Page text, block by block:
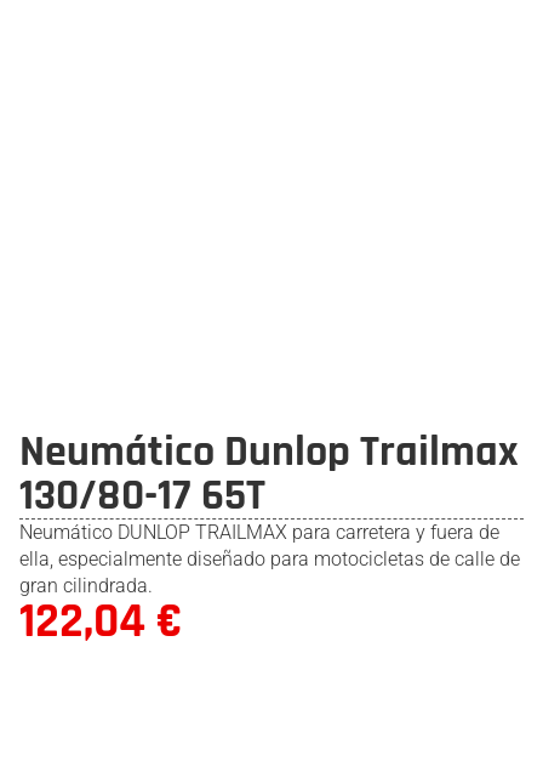
Neumático Dunlop Trailmax
130/80-17 65T
Neumático DUNLOP TRAILMAX para carretera y fuera de
ella, especialmente diseñado para motocicletas de calle de
gran cilindrada.
122,04€